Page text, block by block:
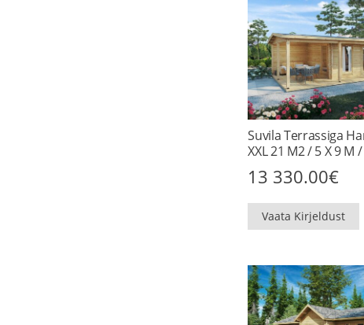
Suvila Terrassiga
XXL 21 M2 / 5 X 9 M
13 330.00€
Vaata Kirjeldust